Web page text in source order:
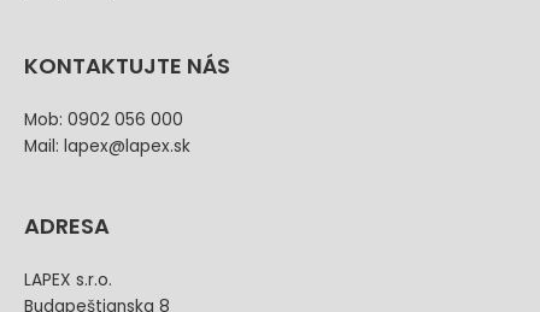
KONTAKTUJTE NÁS
Mob: 0902 056 000
Mail: lapex@lapex.sk
ADRESA
LAPEX s.r.o.
Budapeštianska 8